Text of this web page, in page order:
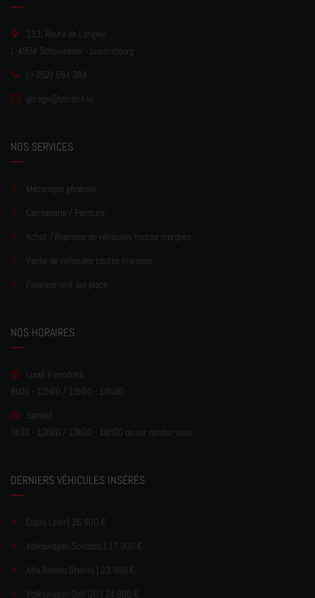
113, Route de Longwy
L-4994 Schouweiler - Luxembourg
(+352) 584 384
garage@pereira.lu
NOS SERVICES
Mécanique générale
Carrosserie / Peinture
Achat / Reprises de véhicules toutes marques
Vente de véhicules toutes marques
Financement sur place
NOS HORAIRES
Lundi à vendredi
8h00 - 12h00 / 13h00 - 18h30
Samedi
9h30 - 12h00 / 13h30 - 18h00 ou sur rendez-vous
DERNIERS VÉHICULES INSÉRÉS
Cupra Leon | 26.900 €
Volkswagen Scirocco | 17.900 €
Alfa Romeo Stelvio | 23.900 €
Volkswagen Golf GTI | 34.900 €